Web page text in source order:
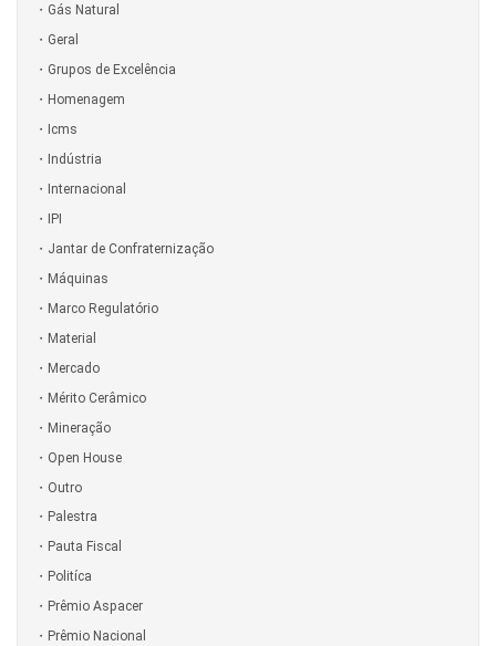
Gás Natural
Geral
Grupos de Excelência
Homenagem
Icms
Indústria
Internacional
IPI
Jantar de Confraternização
Máquinas
Marco Regulatório
Material
Mercado
Mérito Cerâmico
Mineração
Open House
Outro
Palestra
Pauta Fiscal
Politíca
Prêmio Aspacer
Prêmio Nacional